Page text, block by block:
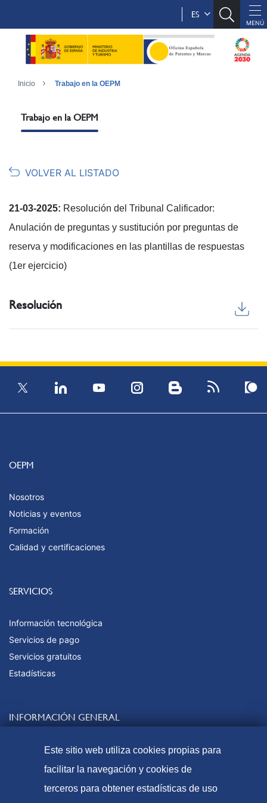
ES
Inicio Trabajo en la OEPM
Trabajo en la OEPM
VOLVER AL LISTADO
21-03-2025: Resolución del Tribunal Calificador:
Anulación de preguntas y sustitución por preguntas de
reserva y modificaciones en las plantillas de respuestas
(1er ejercicio)
Resolución
OEPM
Nosotros
Noticias y eventos
Formación
Calidad y certificaciones
SERVICIOS
Información tecnológica
Servicios de pago
Servicios gratuitos
Estadísticas
INFORMACIÓN GENERAL
Preguntas frecuentes
Tasas y precios públicos
Este sitio web utiliza cookies propias para
facilitar la navegación y cookies de
terceros para obtener estadísticas de uso